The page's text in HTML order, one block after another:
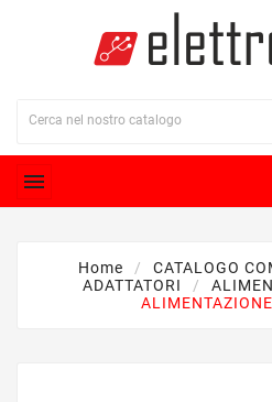

Home CATALOGO
ADATTATORI